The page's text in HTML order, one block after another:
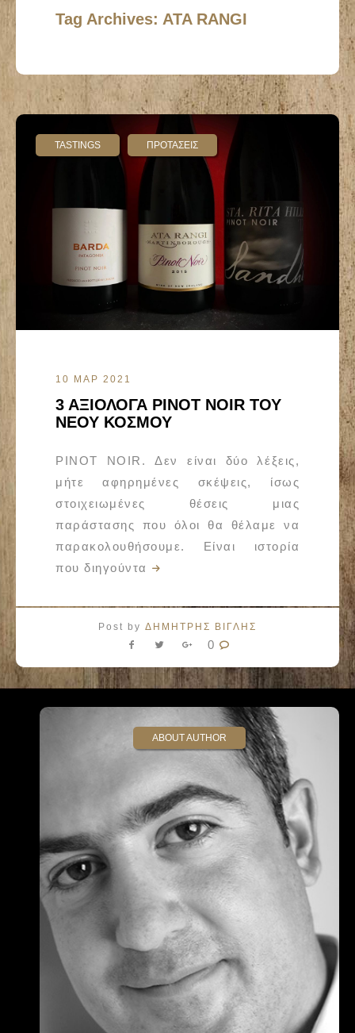
Tag Archives: ATA RANGI
TASTINGS ΠΡΟΤΑΣΕΙΣ
10 ΜΑΡ 2021
3 ΑΞΙΟΛΟΓΑ PINOT NOIR ΤΟΥ
ΝΕΟΥ ΚΟΣΜΟΥ
PINOT NOIR. Δεν είναι δύο λέξεις,
μήτε αφηρημένες σκέψεις, ίσως
στοιχειωμένες θέσεις μιας
παράστασης που όλοι θα θέλαμε να
παρακολουθήσουμε. Είναι ιστορία
που διηγούντα
Post by ΔΗΜΗΤΡΗΣ ΒΙΓΛΗΣ
0
ABOUT AUTHOR